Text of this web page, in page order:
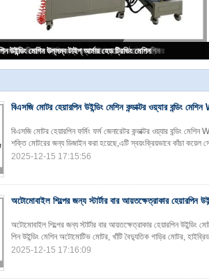
উইন্ডিং মেশিন কমিউটেটর ফিউজিং মেশিন জয়েন্ট
বিএসজি মোটর হেয়ারপিন উইন্ডিং মেশিন কন্ডাক্টর ওয়্যার বন্ডিং
বিএসজি মোটর হেয়ারপিন ফর্মিং ফর্ম জেনারেটর কন্ডাক্টর ওয়্যার বন্ডিং
শক্তি মোটরের জন্য ডিজাইন করা হয়েছে,এটি স্বয়ংক্রিয়ভাবে কাঁচা কয়েল
2025-12-15 17:15:56
অটোমোবাইল শিল্পের জন্য স্টার্টার বার আয়তক্ষেত্রাকার হেয়ারপিন
অটোমোবাইল শিল্পের জন্য স্টার্টার বার আয়তক্ষেত্রাকার হেয়ারপিন
পিন উইন্ডিং মেশিন অটোমোটিভ মোটর, খাঁটি বৈদ্যুতিক গাড়ির মোটর,
2025-12-15 17:16:09